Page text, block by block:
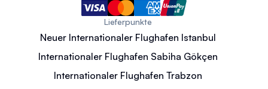
Lieferpunkte
Neuer Internationaler Flughafen Istanbul
Internationaler Flughafen Sabiha Gökçen
Internationaler Flughafen Trabzon